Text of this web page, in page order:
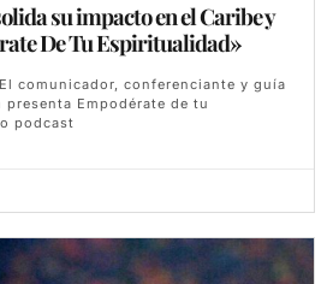
su impacto en el Caribe y
De Tu Espiritualidad»
comunicador, conferenciante y guía
Empodérate de tu
podcast